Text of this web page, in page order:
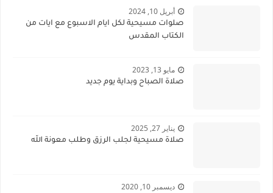
أبريل 10, 2024
صلوات مسيحية لكل ايام الاسبوع مع ايات من
الكتاب المقدس
مايو 13, 2023
صلاة الصباح وبداية يوم جديد
يناير 27, 2025
صلاة مسيحية لجلب الرزق وطلب معونة الله
ديسمبر 10, 2020